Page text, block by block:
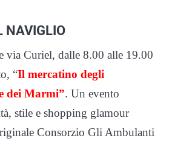
NAVIGLIO
via Curiel, dalle 8.00 alle 19.00
“Il mercatino degli
dei Marmi”. Un evento
stile e shopping glamour
Consorzio Gli Ambulanti